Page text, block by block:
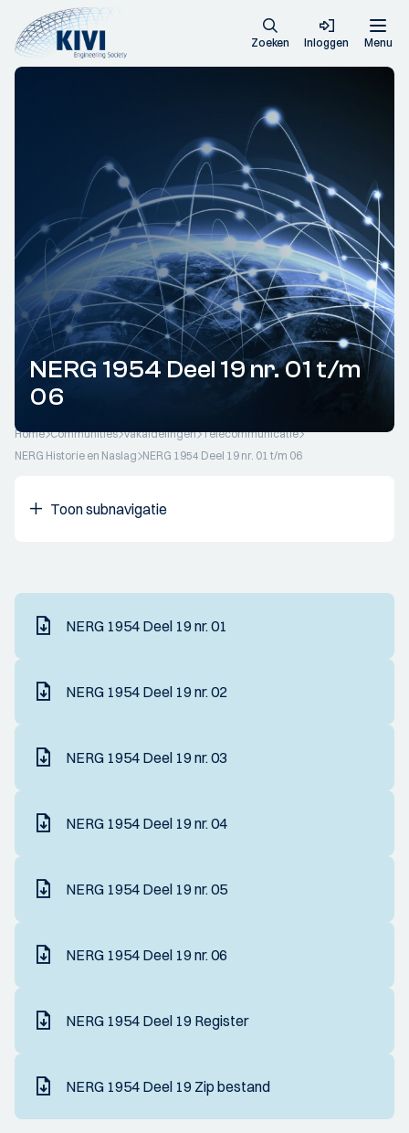
Zoeken Inloggen Menu
NERG 1954 Deel 19 nr. 01 t/m
06
Home Communities Vakafdelingen Telecommunicatie
NERG Historie en Naslag NERG 1954 Deel 19 nr. 01 t/m 06
Toon subnavigatie
NERG 1954 Deel 19 nr. 01
NERG 1954 Deel 19 nr. 02
NERG 1954 Deel 19 nr. 03
NERG 1954 Deel 19 nr. 04
NERG 1954 Deel 19 nr. 05
NERG 1954 Deel 19 nr. 06
NERG 1954 Deel 19 Register
NERG 1954 Deel 19 Zip bestand